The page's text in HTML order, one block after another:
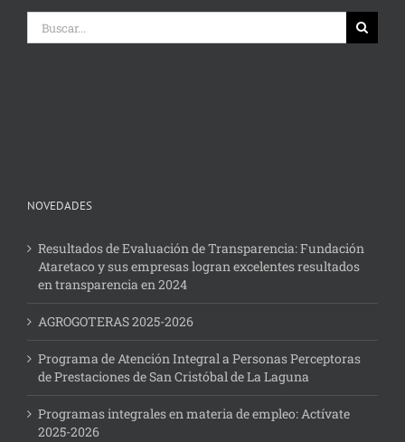
NOVEDADES
Resultados de Evaluación de Transparencia: Fundación
Ataretaco y sus empresas logran excelentes resultados
en transparencia en 2024
AGROGOTERAS 2025-2026
Programa de Atención Integral a Personas Perceptoras
de Prestaciones de San Cristóbal de La Laguna
Programas integrales en materia de empleo: Actívate
2025-2026